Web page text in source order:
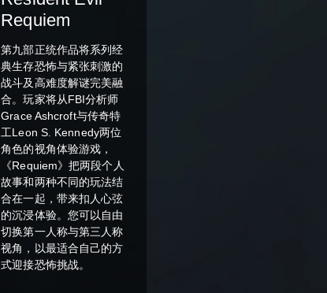
Requiem
第九部正统作品将系列经
典生存恐怖与紧张刺激的
战斗及高难度解谜完美融
合。玩家将从FBI分析师
Grace Ashcroft与传奇特
工Leon S. Kennedy两位
角色的视角体验游戏，
《Requiem》把两段个人
故事和两种不同的玩法结
合在一起，带来扣人心弦
的沉浸体验。您可以自由
切换第一人称与第三人称
视角，以最适合自己的方
式迎接恐怖挑战。